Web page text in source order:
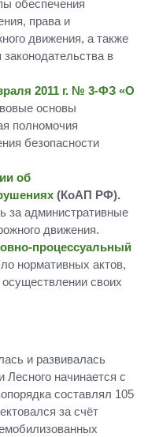
обеспечения
права и
движения, а также
в
2011 г. № 3-ФЗ «О
основы
полномочия
безопасности
об
(КоАП РФ).
за административные
движения.
процессуальный
нормативных актов,
своих
и развивалась
начинается с
составлял 105
за счёт